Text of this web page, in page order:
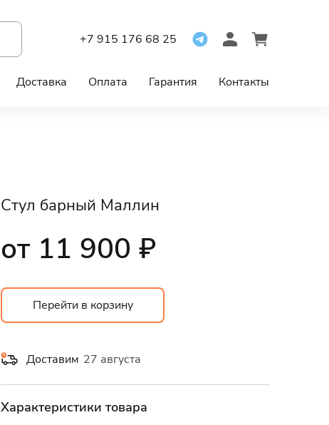
+7 915 176 68 25
Доставка Оплата Гарантия Контакты
Стул барный Маллин
от 11 900 ₽
Перейти в корзину
Доставим 27 августа
Характеристики товара